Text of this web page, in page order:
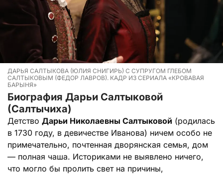
ДАРЬЯ САЛТЫКОВА (ЮЛИЯ СНИГИРЬ) С СУПРУГОМ ГЛЕБОМ
САЛТЫКОВЫМ (ФЕДОР ЛАВРОВ). КАДР ИЗ СЕРИАЛА «КРОВАВАЯ
БАРЫНЯ»
Биография Дарьи Салтыковой
(Салтычиха)
Детство Дарьи Николаевны Салтыковой (родилась
в 1730 году, в девичестве Иванова) ничем особо не
примечательно, почтенная дворянская семья, дом
— полная чаша. Историками не выявлено ничего,
что могло бы пролить свет на причины,